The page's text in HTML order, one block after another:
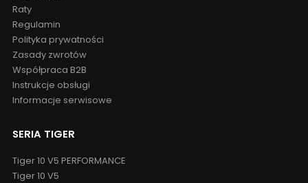
Raty
Regulamin
Polityka prywatności
Zasady zwrotów
Współpraca B2B
Instrukcje obsługi
Informacje serwisowe
SERIA TIGER
Tiger 10 V5 PERFORMANCE
Tiger 10 V5